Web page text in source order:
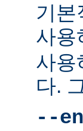
기본
사용
사용
다.
--